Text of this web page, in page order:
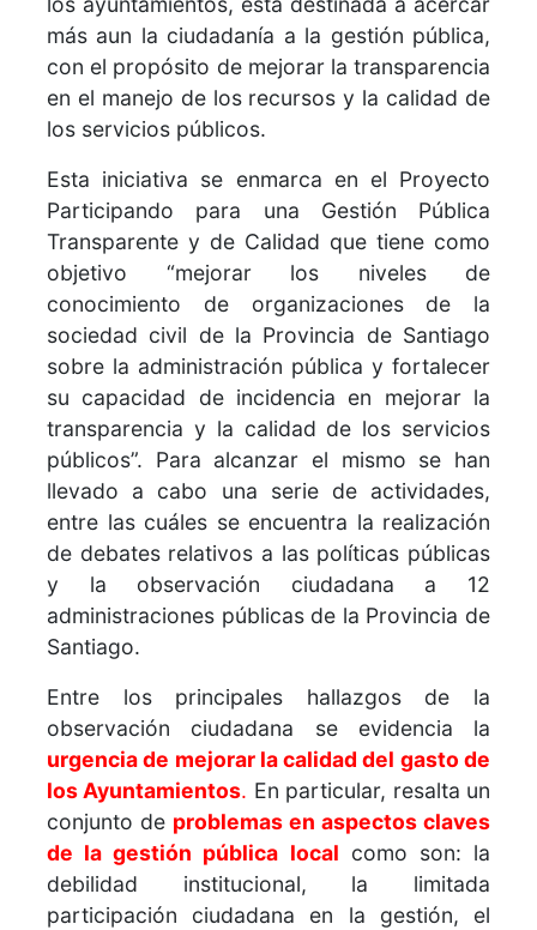
más aun la ciudadanía a la gestión pública,
con el propósito de mejorar la transparencia
en el manejo de los recursos y la calidad de
los servicios públicos.
Esta iniciativa se enmarca en el Proyecto
Participando para una Gestión Pública
Transparente y de Calidad que tiene como
objetivo “mejorar los niveles de
conocimiento de organizaciones de la
sociedad civil de la Provincia de Santiago
sobre la administración pública y fortalecer
su capacidad de incidencia en mejorar la
transparencia y la calidad de los servicios
públicos”. Para alcanzar el mismo se han
llevado a cabo una serie de actividades,
entre las cuáles se encuentra la realización
de debates relativos a las políticas públicas
y la observación ciudadana a 12
administraciones públicas de la Provincia de
Santiago.
Entre los principales hallazgos de la
observación ciudadana se evidencia la
urgencia de mejorar la calidad del gasto de
los Ayuntamientos. En particular, resalta un
conjunto de problemas en aspectos claves
de la gestión pública local como son: la
debilidad institucional, la limitada
participación ciudadana en la gestión, el